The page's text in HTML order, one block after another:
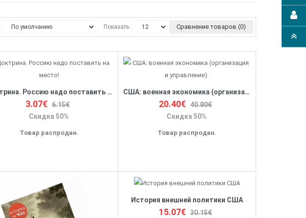
Показать: Сравнение товаров (0)
Доктрина. Россию надо поставить на место!
3.07€ 6.15€
Скидка 50%
Товар распродан.
США: военная экономика (организация и управление).
20.40€ 40.80€
Скидка 50%
Товар распродан.
История внешней политики США
15.07€ 30.15€